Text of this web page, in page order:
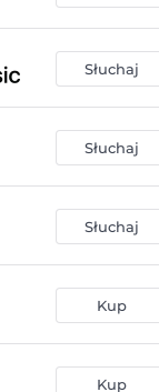
Słuchaj
Słuchaj
Słuchaj
Kup
Kup